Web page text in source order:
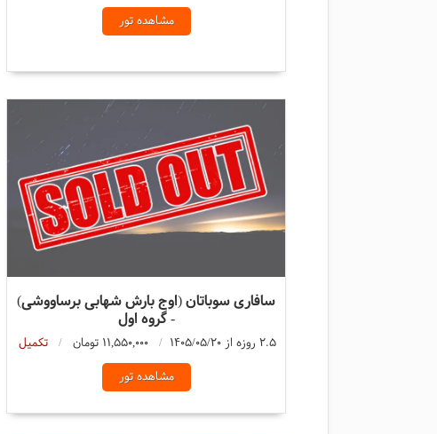
مشاهده تور
سافاری سوباتان (اوج بارش شهابی برساووشی)
- گروه اول
2.5 روزه از 1405/05/20 11,550,000 تومان
تکمیل
مشاهده تور